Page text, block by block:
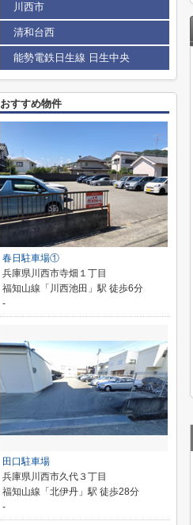
川西市
清和台西
能勢電鉄日生線 日生中央
おすすめ物件
春日駐車場①
兵庫県川西市寺畑１丁目
福知山線「川西池田」駅 徒歩6分
-
田口駐車場
兵庫県川西市久代３丁目
福知山線「北伊丹」駅 徒歩28分
-